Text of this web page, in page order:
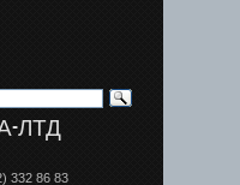
ЛТД
332 86 83